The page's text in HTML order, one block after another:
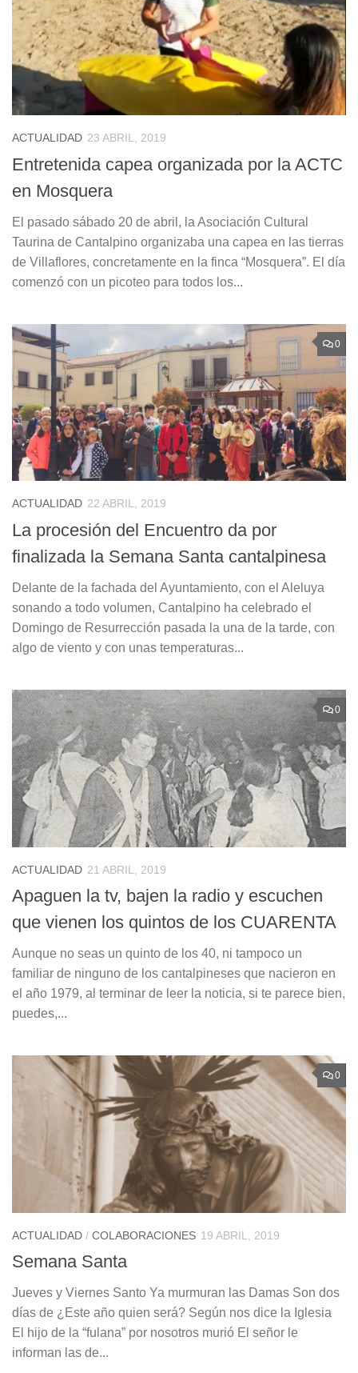
ACTUALIDAD 23 ABRIL, 2019
Entretenida capea organizada por la ACTC
en Mosquera
El pasado sábado 20 de abril, la Asociación Cultural
Taurina de Cantalpino organizaba una capea en las tierras
de Villaflores, concretamente en la finca “Mosquera”. El día
comenzó con un picoteo para todos los...
0
ACTUALIDAD 22 ABRIL, 2019
La procesión del Encuentro da por
finalizada la Semana Santa cantalpinesa
Delante de la fachada del Ayuntamiento, con el Aleluya
sonando a todo volumen, Cantalpino ha celebrado el
Domingo de Resurrección pasada la una de la tarde, con
algo de viento y con unas temperaturas...
0
ACTUALIDAD 21 ABRIL, 2019
Apaguen la tv, bajen la radio y escuchen
que vienen los quintos de los CUARENTA
Aunque no seas un quinto de los 40, ni tampoco un
familiar de ninguno de los cantalpineses que nacieron en
el año 1979, al terminar de leer la noticia, si te parece bien,
puedes,...
0
ACTUALIDAD / COLABORACIONES 19 ABRIL, 2019
Semana Santa
Jueves y Viernes Santo Ya murmuran las Damas Son dos
días de ¿Este año quien será? Según nos dice la Iglesia
El hijo de la “fulana” por nosotros murió El señor le
informan las de...